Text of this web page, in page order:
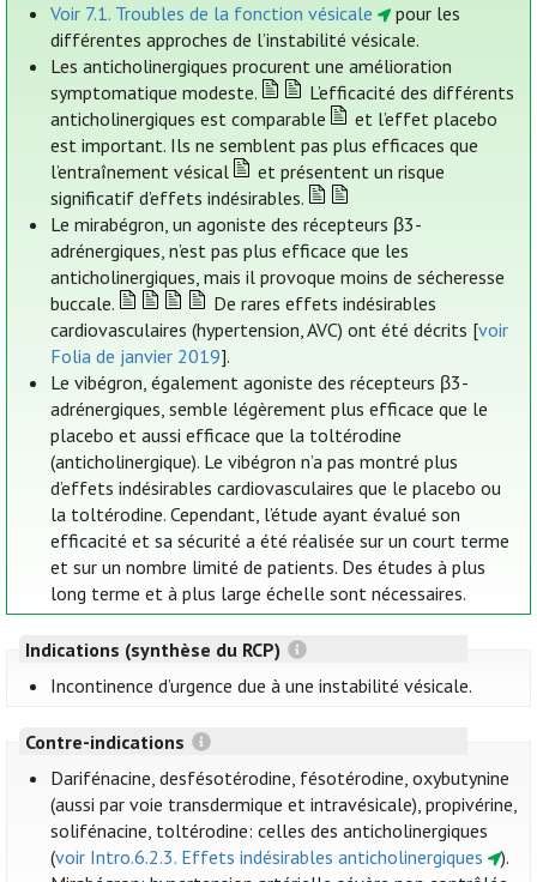
Voir 7.1. Troubles de la fonction vésicale
pour les
différentes approches de l’instabilité vésicale.
Les anticholinergiques procurent une amélioration
symptomatique modeste.
L’efficacité des différents
anticholinergiques est comparable
et l’effet placebo
est important. Ils ne semblent pas plus efficaces que
l’entraînement vésical
et présentent un risque
significatif d’effets indésirables.
Le mirabégron, un agoniste des récepteurs β3-
adrénergiques, n’est pas plus efficace que les
anticholinergiques, mais il provoque moins de sécheresse
buccale.
De rares effets indésirables
cardiovasculaires (hypertension, AVC) ont été décrits [voir
Folia de janvier 2019].
Le vibégron, également agoniste des récepteurs β3-
adrénergiques, semble légèrement plus efficace que le
placebo et aussi efficace que la toltérodine
(anticholinergique). Le vibégron n’a pas montré plus
d’effets indésirables cardiovasculaires que le placebo ou
la toltérodine. Cependant, l’étude ayant évalué son
efficacité et sa sécurité a été réalisée sur un court terme
et sur un nombre limité de patients. Des études à plus
long terme et à plus large échelle sont nécessaires.
Indications (synthèse du RCP)
Incontinence d’urgence due à une instabilité vésicale.
Contre-indications
Darifénacine, desfésotérodine, fésotérodine, oxybutynine
(aussi par voie transdermique et intravésicale), propivérine,
solifénacine, toltérodine: celles des anticholinergiques
(voir Intro.6.2.3. Effets indésirables anticholinergiques
).